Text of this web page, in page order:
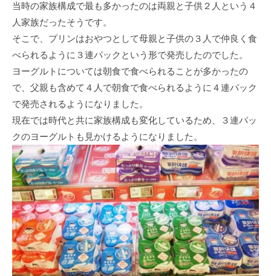
当時の家族構成で最も多かったのは両親と⼦供２⼈という４
⼈家族だったそうです。
そこで、プリンはおやつとして⺟親と⼦供の３⼈で仲良く⾷
べられるように３連パックという形で発売したのでした。
ヨーグルトについては朝⾷で⾷べられることが多かったの
で、⽗親も含めて４⼈で朝⾷で⾷べられるように４連パック
で発売されるようになりました。
現在では時代と共に家族構成も変化しているため、３連パッ
クのヨーグルトも⾒かけるようになりました。